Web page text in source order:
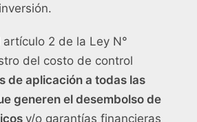
2 de la Ley N°
del costo de control
de aplicación a todas las
generen el desembolso de
y/o garantías financieras